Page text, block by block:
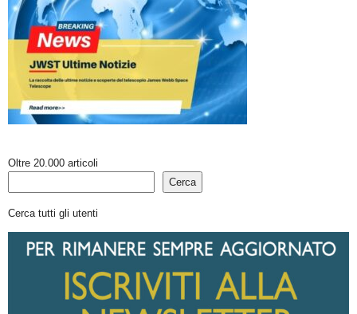
Oltre 20.000 articoli
Cerca
Cerca tutti gli utenti